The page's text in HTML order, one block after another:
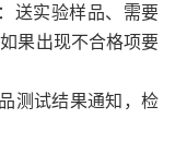
送实验样品、需要
果出现不合格项要
测试结果通知，检